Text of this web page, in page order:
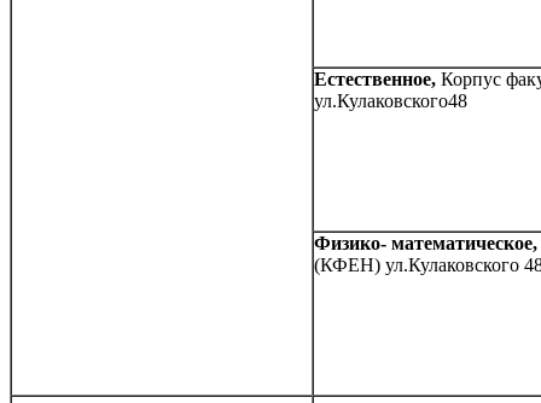
Естественное, Корпус
ул.Кулаковского48
Физико- математическое,
(КФЕН) ул.Кулаковского